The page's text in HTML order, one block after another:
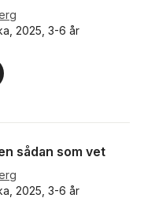
2025, 3-6 år
sådan som vet
2025, 3-6 år